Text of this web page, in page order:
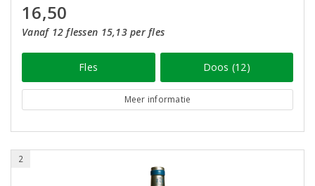
16,50
Vanaf 12 flessen 15,13 per fles
Fles Doos (12)
Meer informatie
2